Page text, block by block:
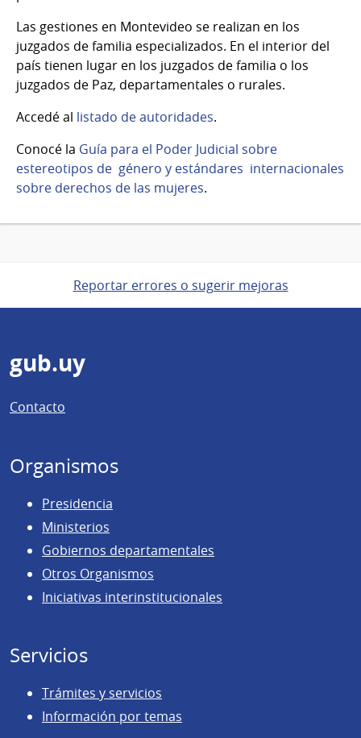
Las gestiones en Montevideo se realizan en los
juzgados de familia especializados. En el interior del
país tienen lugar en los juzgados de familia o los
juzgados de Paz, departamentales o rurales.
Accedé al listado de autoridades.
Conocé la Guía para el Poder Judicial sobre
estereotipos de género y estándares internacionales
sobre derechos de las mujeres.
Reportar errores o sugerir mejoras
Pie
de
página
gub.uy
Contacto
Organismos
Presidencia
Ministerios
Gobiernos departamentales
Otros Organismos
Iniciativas interinstitucionales
Servicios
Trámites y servicios
Información por temas